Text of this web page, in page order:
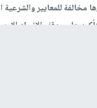
للمعايير والشرعية
على موقف الاتحاد